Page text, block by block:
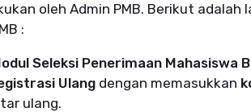
oleh Admin PMB. Berikut
:
Seleksi Penerimaan Mahasiswa
Ulang dengan memasukkan
ulang.